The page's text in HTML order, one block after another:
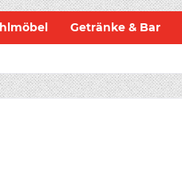
Getränke & Bar